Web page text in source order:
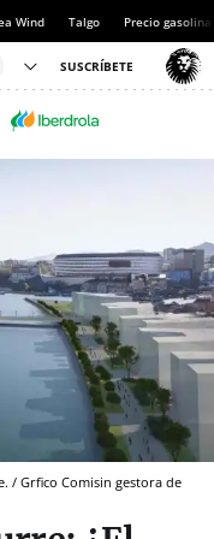
Wind Talgo Precio gasolina
/ Grfico Comisin gestora de